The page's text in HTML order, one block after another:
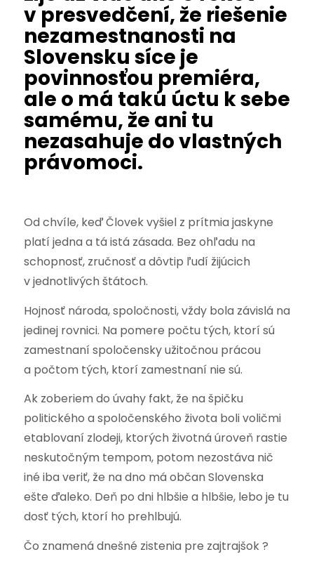
v presvedčení, že riešenie
nezamestnanosti na
Slovensku síce je
povinnosťou premiéra,
ale o má takú úctu k sebe
samému, že ani tu
nezasahuje do vlastných
právomoci.
Od chvíle, keď Človek vyšiel z prítmia jaskyne
platí jedna a tá istá zásada. Bez ohľadu na
schopnosť, zručnosť a dôvtip ľudí žijúcich
v jednotlivých štátoch.
Hojnosť národa, spoločnosti, vždy bola závislá na
jedinej rovnici. Na pomere počtu tých, ktorí sú
zamestnaní spoločensky užitočnou prácou
a počtom tých, ktorí zamestnaní nie sú.
Ak zoberiem do úvahy fakt, že na špičku
politického a spoločenského života boli voličmi
etablovaní zlodeji, ktorých životná úroveň rastie
neskutočným tempom, potom nezostáva nič
iné iba veriť, že na dno má občan Slovenska
ešte ďaleko. Deň po dni hlbšie a hlbšie, lebo je tu
dosť tých, ktorí ho prehlbujú.
Čo znamená dnešné zistenia pre zajtrajšok ?